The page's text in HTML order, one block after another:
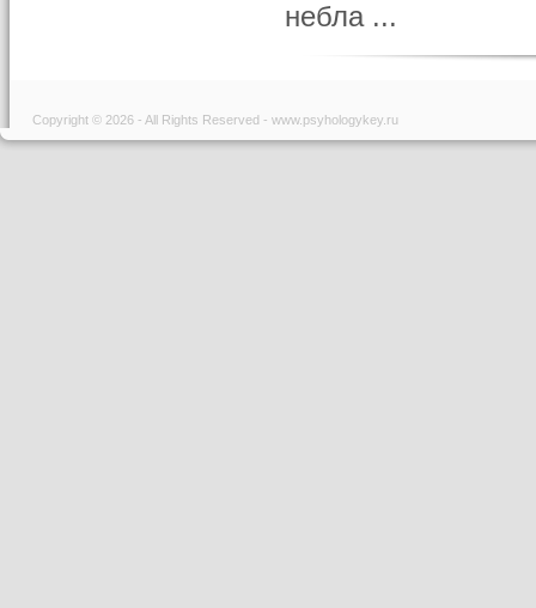
небла ...
Copyright © 2026 - All Rights Reserved - www.psyhologykey.ru